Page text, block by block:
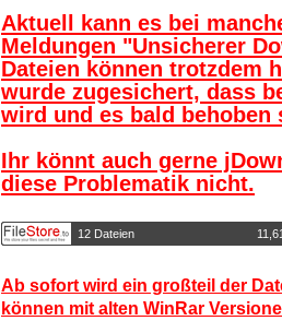
Aktuell kann es bei
Meldungen "Unsicherer
Dateien können trotzdem
wurde zugesichert, dass
wird und es bald behoben
Ihr könnt auch gerne
diese Problematik nicht.
12 Dateien
Ab sofort wird ein großteil der
können mit alten WinRar